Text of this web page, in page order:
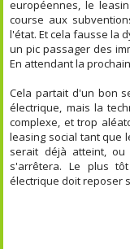
européennes, le
course aux
l'état. Et cela fausse la
un pic passager des
En attendant la
Cela partait d'un bon
électrique, mais la
complexe, et trop
leasing social tant que
serait déjà atteint,
s'arrêtera. Le plus
électrique doit reposer